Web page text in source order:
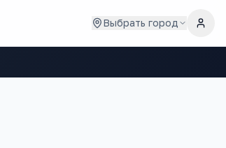
Выбрать город